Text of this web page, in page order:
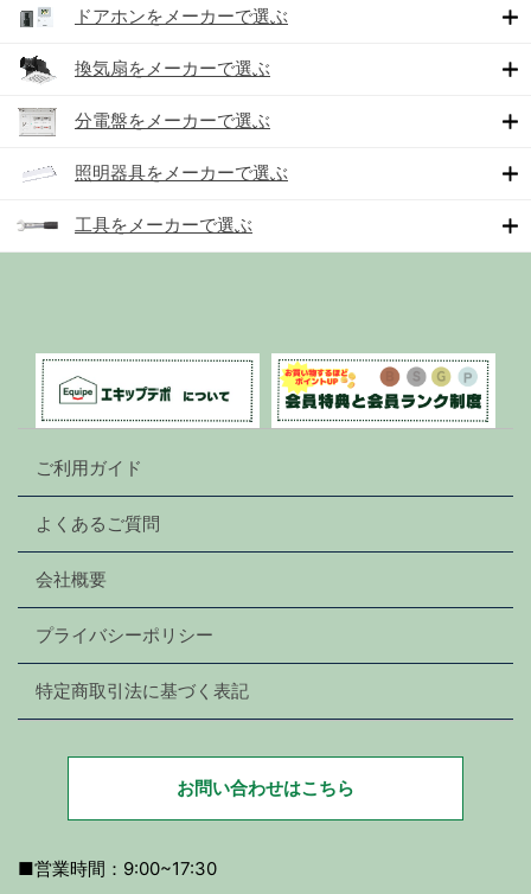
ドアホンをメーカーで選ぶ
換気扇をメーカーで選ぶ
分電盤をメーカーで選ぶ
照明器具をメーカーで選ぶ
工具をメーカーで選ぶ
ご利用ガイド
よくあるご質問
会社概要
プライバシーポリシー
特定商取引法に基づく表記
お問い合わせはこちら
■営業時間：9:00~17:30